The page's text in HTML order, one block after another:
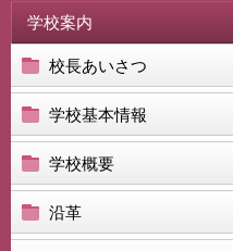
学校案内
校長あいさつ
学校基本情報
学校概要
沿革